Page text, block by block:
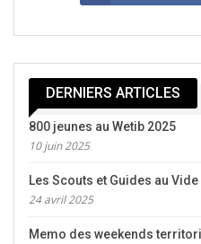
DERNIERS ARTICLES
800 jeunes au Wetib 2025
10 juin 2025
Les Scouts et Guides au
24 avril 2025
Memo des weekends